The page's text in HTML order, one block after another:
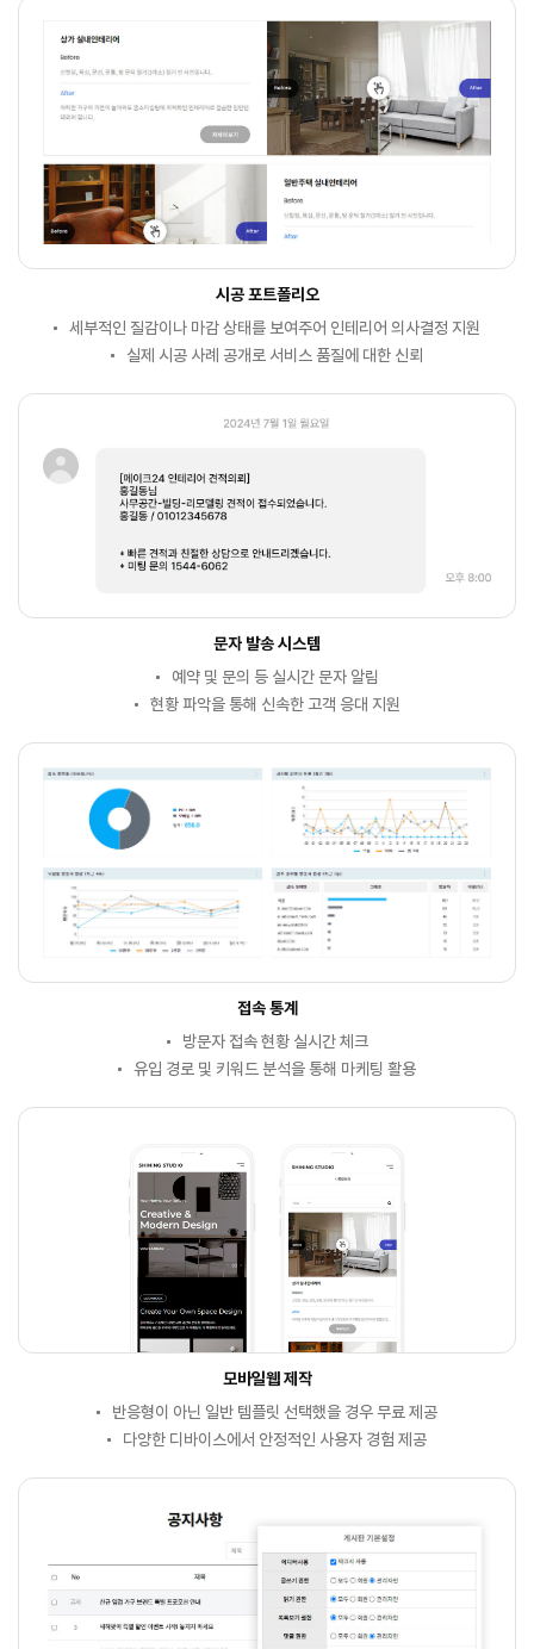
시공 포트폴리오
세부적인 질감이나 마감 상태를 보여주어 인테리어 의사결정 지원
실제 시공 사례 공개로 서비스 품질에 대한 신뢰
문자 발송 시스템
예약 및 문의 등 실시간 문자 알림
현황 파악을 통해 신속한 고객 응대 지원
접속 통계
방문자 접속 현황 실시간 체크
유입 경로 및 키워드 분석을 통해 마케팅 활용
모바일웹 제작
반응형이 아닌 일반 템플릿 선택했을 경우 무료 제공
다양한 디바이스에서 안정적인 사용자 경험 제공